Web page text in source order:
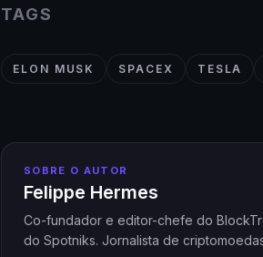
TAGS
ELON MUSK SPACEX TESLA
SOBRE O AUTOR
Felippe Hermes
Co-fundador e editor-chefe do
do Spotniks. Jornalista de